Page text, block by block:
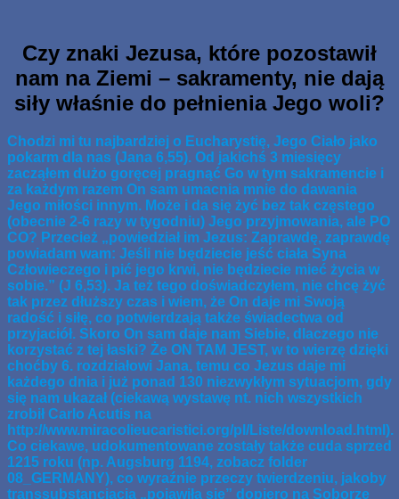
content
swego Jednorodzonego dał, aby każdy, kto weń wierzy, nie
zginął, ale miał żywot wieczny.
Czy znaki Jezusa, które pozostawił
nam na Ziemi – sakramenty, nie dają
siły właśnie do pełnienia Jego woli?
Chodzi mi tu najbardziej o Eucharystię, Jego Ciało jako
pokarm dla nas (Jana 6,55). Od jakichś 3 miesięcy
zacząłem dużo goręcej pragnąć Go w tym sakramencie i
za każdym razem On sam umacnia mnie do dawania
Jego miłości innym. Może i da się żyć bez tak częstego
(obecnie 2-6 razy w tygodniu) Jego przyjmowania, ale PO
CO? Przecież „powiedział im Jezus: Zaprawdę, zaprawdę
powiadam wam: Jeśli nie będziecie jeść ciała Syna
Człowieczego i pić jego krwi, nie będziecie mieć życia w
sobie.” (J 6,53). Ja też tego doświadczyłem, nie chcę żyć
tak przez dłuższy czas i wiem, że On daje mi Swoją
radość i siłę, co potwierdzają także świadectwa od
przyjaciół. Skoro On sam daje nam Siebie, dlaczego nie
korzystać z tej łaski? Że ON TAM JEST, w to wierzę dzięki
choćby 6. rozdziałowi Jana, temu co Jezus daje mi
każdego dnia i już ponad 130 niezwykłym sytuacjom, gdy
się nam ukazał (ciekawą wystawę nt. nich wszystkich
zrobił Carlo Acutis na
http://www.miracolieucaristici.org/pl/Liste/download.html).
Co ciekawe, udokumentowane zostały także cuda sprzed
1215 roku (np. Augsburg 1194, zobacz folder
08_GERMANY), co wyraźnie przeczy twierdzeniu, jakoby
transsubstancjacja „pojawiła się” dopiero na Soborze